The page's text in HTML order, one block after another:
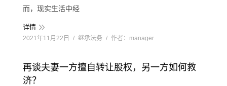
而，现实生活中经
详情
2021年11月22日 继承法务 作者： manager
再谈夫妻一方擅自转让股权，另一方如何救
济？